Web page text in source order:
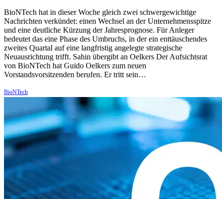
BioNTech hat in dieser Woche gleich zwei schwergewichtige
Nachrichten verkündet: einen Wechsel an der Unternehmensspitze
und eine deutliche Kürzung der Jahresprognose. Für Anleger
bedeutet das eine Phase des Umbruchs, in der ein enttäuschendes
zweites Quartal auf eine langfristig angelegte strategische
Neuausrichtung trifft. Sahin übergibt an Oelkers Der Aufsichtsrat
von BioNTech hat Guido Oelkers zum neuen
Vorstandsvorsitzenden berufen. Er tritt sein…
BioNTech